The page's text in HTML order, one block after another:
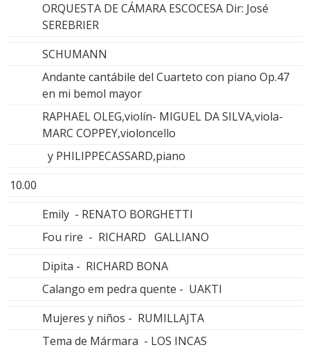
ORQUESTA DE CÁMARA ESCOCESA Dir: José
SEREBRIER
SCHUMANN
Andante cantábile del Cuarteto con piano Op.47
en mi bemol mayor
RAPHAEL OLEG,violín- MIGUEL DA SILVA,viola-
MARC COPPEY,violoncello
y PHILIPPECASSARD,piano
10.00
Emily - RENATO BORGHETTI
Fou rire - RICHARD GALLIANO
Dipita - RICHARD BONA
Calango em pedra quente - UAKTI
Mujeres y niños - RUMILLAJTA
Tema de Mármara - LOS INCAS